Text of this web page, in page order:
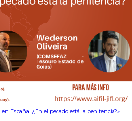
España. ¿En el pecado está la penitencia?»